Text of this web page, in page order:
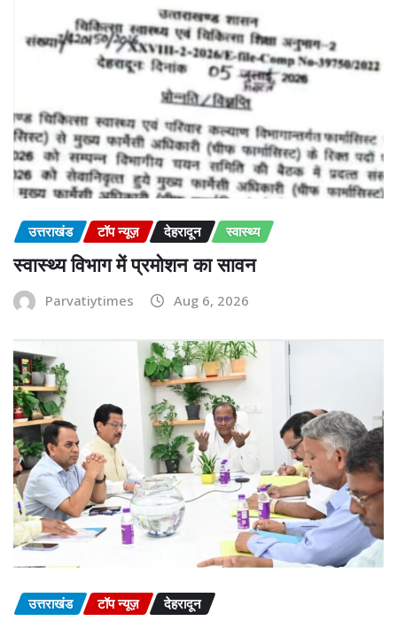
उत्तराखंड टॉप न्यूज़ देहरादून स्वास्थ्य
स्वास्थ्य विभाग में प्रमोशन का सावन
Parvatiytimes Aug 6, 2026
उत्तराखंड टॉप न्यूज़ देहरादून